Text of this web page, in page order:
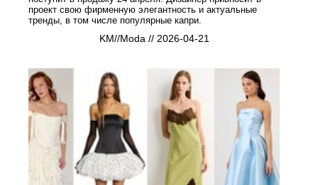
проект свою фирменную элегантность и актуальные
тренды, в том числе популярные капри.
KM//Moda // 2026-04-21